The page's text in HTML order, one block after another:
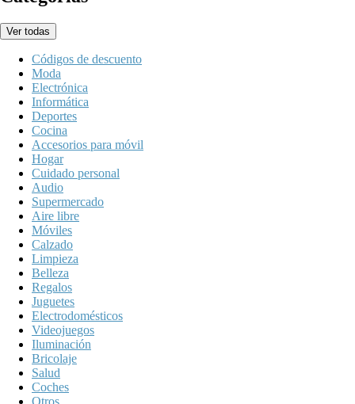
Ver todas
Códigos de descuento
Moda
Electrónica
Informática
Deportes
Cocina
Accesorios para móvil
Hogar
Cuidado personal
Audio
Supermercado
Aire libre
Móviles
Calzado
Limpieza
Belleza
Regalos
Juguetes
Electrodomésticos
Videojuegos
Iluminación
Bricolaje
Salud
Coches
Otros